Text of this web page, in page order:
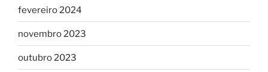
fevereiro 2024
novembro 2023
outubro 2023